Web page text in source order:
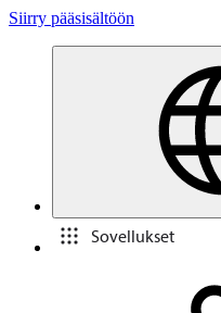
Siirry pääsisältöön
Sovellukset